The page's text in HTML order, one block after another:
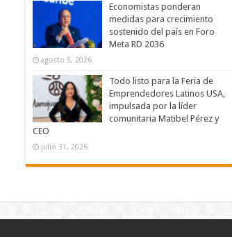
Economistas ponderan
medidas para crecimiento
sostenido del país en Foro
Meta RD 2036
agosto 5, 2026
Todo listo para la Feria de
Emprendedores Latinos USA,
impulsada por la líder
comunitaria Matibel Pérez y
CEO
julio 31, 2026